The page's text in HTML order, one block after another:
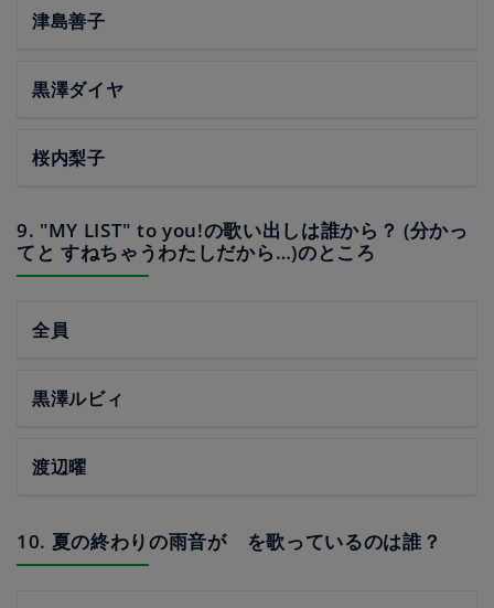
津島善子
黒澤ダイヤ
桜内梨子
9. "MY LIST" to you!の歌い出しは誰から？ (分かっ
てと すねちゃうわたしだから…)のところ
全員
黒澤ルビィ
渡辺曜
10. 夏の終わりの雨音が を歌っているのは誰？